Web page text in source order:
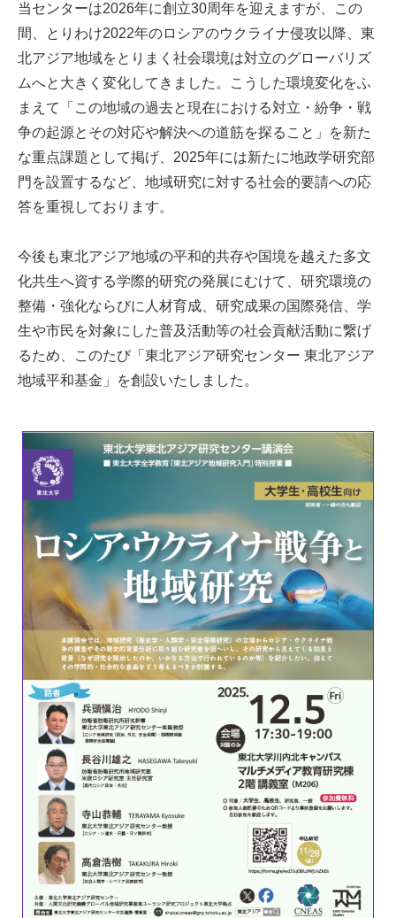
当センターは2026年に創立30周年を迎えますが、この
間、とりわけ2022年のロシアのウクライナ侵攻以降、東
北アジア地域をとりまく社会環境は対立のグローバリズ
ムへと大きく変化してきました。こうした環境変化をふ
まえて「この地域の過去と現在における対立・紛争・戦
争の起源とその対応や解決への道筋を探ること」を新た
な重点課題として掲げ、2025年には新たに地政学研究部
門を設置するなど、地域研究に対する社会的要請への応
答を重視しております。
今後も東北アジア地域の平和的共存や国境を越えた多文
化共生へ資する学際的研究の発展にむけて、研究環境の
整備・強化ならびに人材育成、研究成果の国際発信、学
生や市民を対象にした普及活動等の社会貢献活動に繋げ
るため、このたび「東北アジア研究センター 東北アジア
地域平和基金」を創設いたしました。